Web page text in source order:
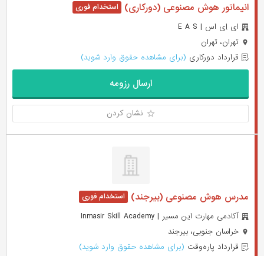
انیماتور هوش مصنوعی (دورکاری)
ای اِی اس | E A S
تهران، تهران
قرارداد دورکاری (برای مشاهده حقوق وارد شوید)
ارسال رزومه
نشان کردن
مدرس هوش مصنوعی (بیرجند)
آکادمی مهارت این مسیر | Inmasir Skill Academy
خراسان جنوبی، بیرجند
قرارداد پاره‌وقت (برای مشاهده حقوق وارد شوید)